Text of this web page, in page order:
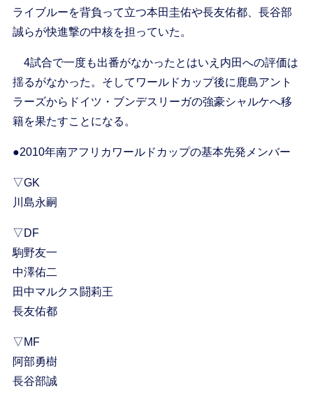
ライブルーを背負って立つ本田圭佑や長友佑都、長谷部
誠らが快進撃の中核を担っていた。
4試合で一度も出番がなかったとはいえ内田への評価は
揺るがなかった。そしてワールドカップ後に鹿島アント
ラーズからドイツ・ブンデスリーガの強豪シャルケへ移
籍を果たすことになる。
●2010年南アフリカワールドカップの基本先発メンバー
▽GK
川島永嗣
▽DF
駒野友一
中澤佑二
田中マルクス闘莉王
長友佑都
▽MF
阿部勇樹
長谷部誠